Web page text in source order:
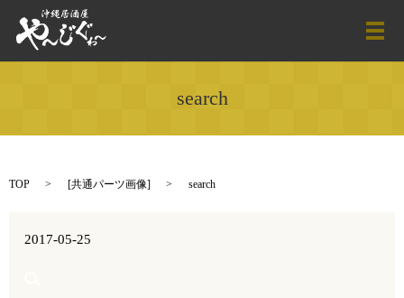
メ
search
TOP [共通パーツ画像] search
2017-05-25